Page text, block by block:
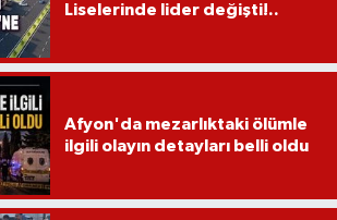
Liselerinde lider değişti!..
Afyon'da mezarlıktaki ölümle
ilgili olayın detayları belli oldu